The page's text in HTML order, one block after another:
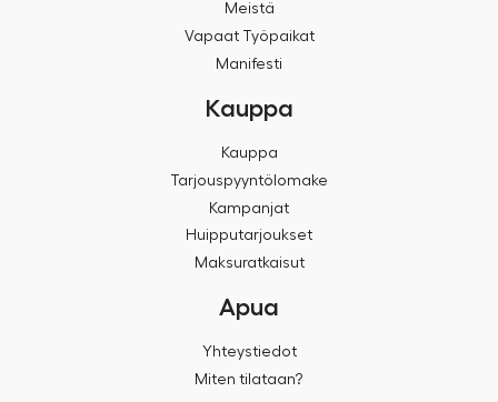
Meistä
Vapaat Työpaikat
Manifesti
Kauppa
Kauppa
Tarjouspyyntölomake
Kampanjat
Huipputarjoukset
Maksuratkaisut
Apua
Yhteystiedot
Miten tilataan?